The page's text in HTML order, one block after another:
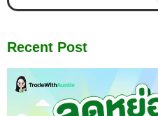
Recent Post